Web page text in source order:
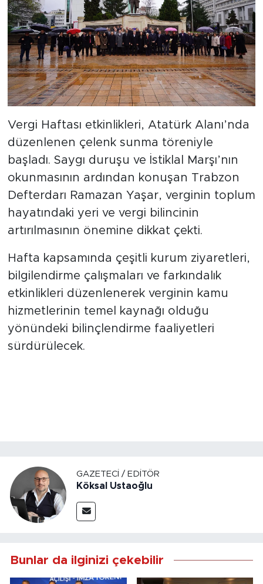
Vergi Haftası etkinlikleri, Atatürk Alanı’nda
düzenlenen çelenk sunma töreniyle
başladı. Saygı duruşu ve İstiklal Marşı’nın
okunmasının ardından konuşan Trabzon
Defterdarı Ramazan Yaşar, verginin toplum
hayatındaki yeri ve vergi bilincinin
artırılmasının önemine dikkat çekti.
Hafta kapsamında çeşitli kurum ziyaretleri,
bilgilendirme çalışmaları ve farkındalık
etkinlikleri düzenlenerek verginin kamu
hizmetlerinin temel kaynağı olduğu
yönündeki bilinçlendirme faaliyetleri
sürdürülecek.
GAZETECI / EDITÖR
Köksal Ustaoğlu
Bunlar da ilginizi çekebilir